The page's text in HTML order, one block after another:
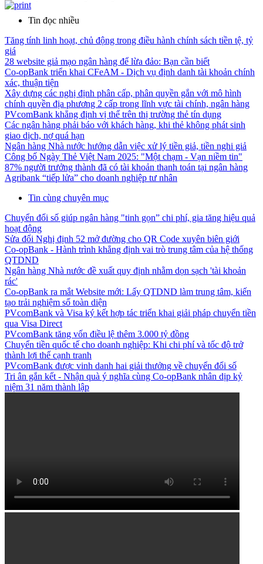
Tin đọc nhiều
Tăng tính linh hoạt, chủ động trong điều hành chính sách tiền tệ, tỷ
giá
28 website giả mạo ngân hàng để lừa đảo: Bạn cần biết
Co-opBank triển khai CFeAM - Dịch vụ định danh tài khoản chính
xác, thuận tiện
Xây dựng các nghị định phân cấp, phân quyền gắn với mô hình
chính quyền địa phương 2 cấp trong lĩnh vực tài chính, ngân hàng
PVcomBank khẳng định vị thế trên thị trường thẻ tín dụng
Các ngân hàng phải báo với khách hàng, khi thẻ không phát sinh
giao dịch, nợ quá hạn
Ngân hàng Nhà nước hướng dẫn việc xử lý tiền giả, tiền nghi giả
Công bố Ngày Thẻ Việt Nam 2025: "Một chạm - Vạn niềm tin"
87% người trưởng thành đã có tài khoản thanh toán tại ngân hàng
Agribank “tiếp lửa” cho doanh nghiệp tư nhân
Tin cùng chuyên mục
Chuyển đổi số giúp ngân hàng "tinh gọn” chi phí, gia tăng hiệu quả
hoạt động
Sửa đổi Nghị định 52 mở đường cho QR Code xuyên biên giới
Co-opBank - Hành trình khẳng định vai trò trung tâm của hệ thống
QTDND
Ngân hàng Nhà nước đề xuất quy định nhằm dọn sạch 'tài khoản
rác'
Co-opBank ra mắt Website mới: Lấy QTDND làm trung tâm, kiến
tạo trải nghiệm số toàn diện
PVcomBank và Visa ký kết hợp tác triển khai giải pháp chuyển tiền
qua Visa Direct
PVcomBank tăng vốn điều lệ thêm 3.000 tỷ đồng
Chuyển tiền quốc tế cho doanh nghiệp: Khi chi phí và tốc độ trở
thành lợi thế cạnh tranh
PVcomBank được vinh danh hai giải thưởng về chuyển đổi số
Tri ân gắn kết - Nhận quà ý nghĩa cùng Co-opBank nhân dịp kỷ
niệm 31 năm thành lập